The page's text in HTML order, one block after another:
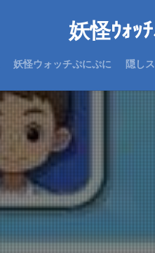
妖怪ｳｫｯ
妖怪ウォッチぷにぷに 隠し